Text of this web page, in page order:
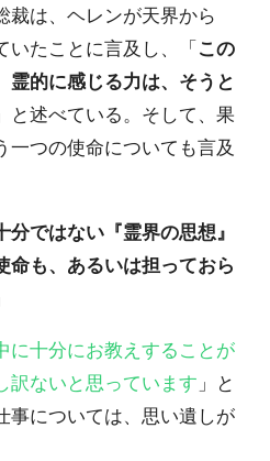
裁は、ヘレンが天界から
いたことに言及し、「この
霊的に感じる力は、そうと
と述べている。そして、果
一つの使命についても言及
ではない『霊界の思想』
命も、あるいは担っておら
に十分にお教えすることが
訳ないと思っています 」と
事については、思い遺しが